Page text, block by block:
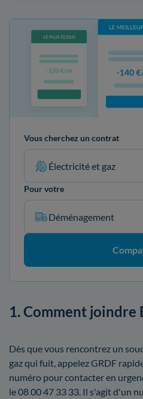
Vous cherchez un contrat
Électricité et gaz
Pour votre
Déménagement
1. Comment joindre
Dès que vous rencontrez un
gaz qui fuit, appelez GRDF
numéro pour contacter en
le 08 00 47 33 33. Il s'agit d'un